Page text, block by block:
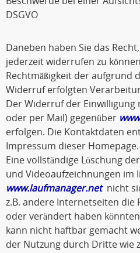
DSGVO
Daneben haben Sie das
jederzeit widerrufen zu
Rechtmäßigkeit der aufgrund
Widerruf erfolgten
Der Widerruf der Einwilligung
oder per Mail) gegenüber
erfolgen. Die Kontaktdaten
Impressum dieser Homepage.
Eine vollständige Löschung
und Videoaufzeichnungen im
www.laufmanager.netnicht
z.B. andere Internetseiten die
oder verändert haben
kann nicht haftbar gemacht
der Nutzung durch Dritte wie